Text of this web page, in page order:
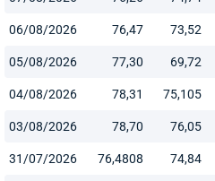
06/08/2026 76,47 73,52
05/08/2026 77,30 69,72
04/08/2026 78,31 75,105
03/08/2026 78,70 76,05
31/07/2026 76,4808 74,84